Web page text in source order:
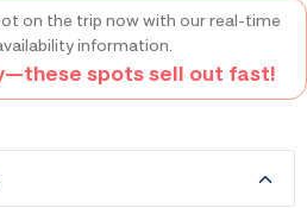
on the trip now with our real-time
information.
spots sell out fast!